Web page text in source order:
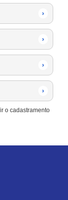
›
›
›
›
o cadastramento